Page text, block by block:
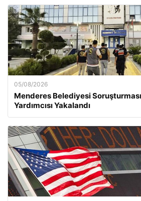
05/08/2026
Menderes Belediyesi
Yardımcısı Yakalandı